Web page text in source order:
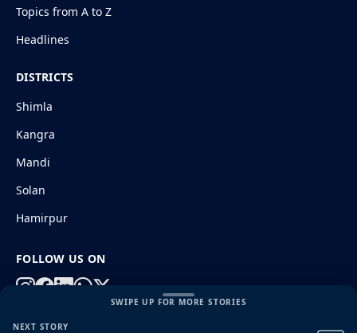
SWIPE UP FOR MORE STORIES
NEXT STORY
Topics from A to Z
Headlines
DISTRICTS
Shimla
Kangra
Mandi
Solan
Hamirpur
FOLLOW US ON
© 2026 HimachalGovt.com